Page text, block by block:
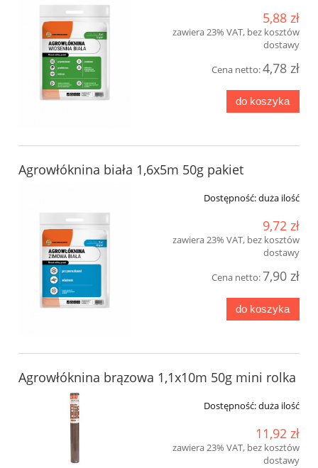
5,88 zł
zawiera 23% VAT, bez kosztów
dostawy
Cena netto:4,78 zł
do koszyka
Agrowłóknina biała 1,6x5m 50g pakiet
Dostępność:duża ilość
9,72 zł
zawiera 23% VAT, bez kosztów
dostawy
Cena netto:7,90 zł
do koszyka
Agrowłóknina brązowa 1,1x10m 50g mini rolka
Dostępność:duża ilość
11,92 zł
zawiera 23% VAT, bez kosztów
dostawy